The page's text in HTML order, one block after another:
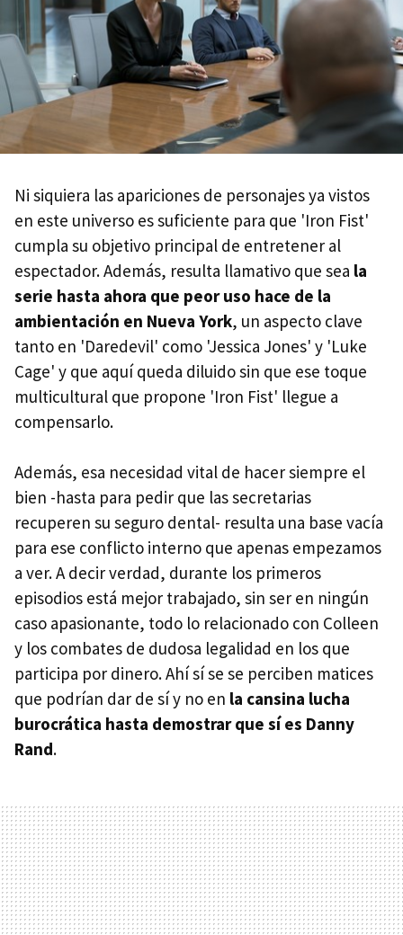
Ni siquiera las apariciones de personajes ya vistos
en este universo es suficiente para que 'Iron Fist'
cumpla su objetivo principal de entretener al
espectador. Además, resulta llamativo que sea la
serie hasta ahora que peor uso hace de la
ambientación en Nueva York, un aspecto clave
tanto en 'Daredevil' como 'Jessica Jones' y 'Luke
Cage' y que aquí queda diluido sin que ese toque
multicultural que propone 'Iron Fist' llegue a
compensarlo.
Además, esa necesidad vital de hacer siempre el
bien -hasta para pedir que las secretarias
recuperen su seguro dental- resulta una base vacía
para ese conflicto interno que apenas empezamos
a ver. A decir verdad, durante los primeros
episodios está mejor trabajado, sin ser en ningún
caso apasionante, todo lo relacionado con Colleen
y los combates de dudosa legalidad en los que
participa por dinero. Ahí sí se se perciben matices
que podrían dar de sí y no en la cansina lucha
burocrática hasta demostrar que sí es Danny
Rand.